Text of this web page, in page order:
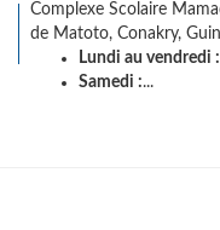
Complexe Scolaire
de Matoto, Conakry,
Lundi au vendredi :
Samedi :...